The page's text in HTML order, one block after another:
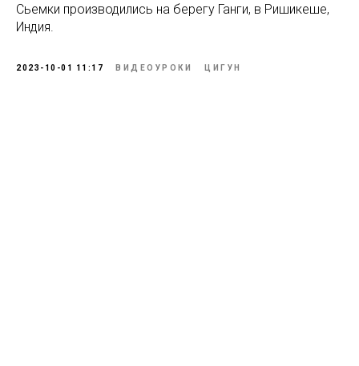
Сьемки производились на берегу Ганги, в Ришикеше,
Индия.
2023-10-01 11:17 ВИДЕОУРОКИ ЦИГУН